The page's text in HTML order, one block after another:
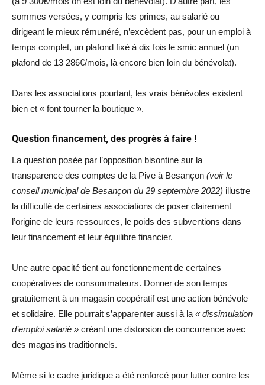
sommes versées, y compris les primes, au salarié ou
dirigeant le mieux rémunéré, n’excèdent pas, pour un emploi à
temps complet, un plafond fixé à dix fois le smic annuel (un
plafond de 13 286€/mois, là encore bien loin du bénévolat).
Dans les associations pourtant, les vrais bénévoles existent
bien et « font tourner la boutique ».
Question financement, des progrès à faire !
La question posée par l’opposition bisontine sur la
transparence des comptes de la Pive à Besançon (voir le
conseil municipal de Besançon du 29 septembre 2022) illustre
la difficulté de certaines associations de poser clairement
l’origine de leurs ressources, le poids des subventions dans
leur financement et leur équilibre financier.
Une autre opacité tient au fonctionnement de certaines
coopératives de consommateurs. Donner de son temps
gratuitement à un magasin coopératif est une action bénévole
et solidaire. Elle pourrait s’apparenter aussi à la « dissimulation
d’emploi salarié » créant une distorsion de concurrence avec
des magasins traditionnels.
Même si le cadre juridique a été renforcé pour lutter contre les